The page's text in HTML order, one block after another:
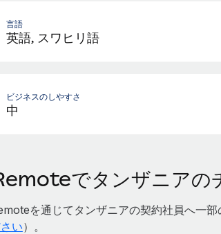
言語
英語, スワヒリ語
ビジネスのしやすさ
中
でタンザニアの
を通じてタンザニアの契約社員へ一
い）。